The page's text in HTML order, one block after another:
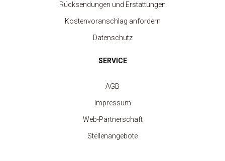
Rücksendungen und Erstattungen
Kostenvoranschlag anfordern
Datenschutz
SERVICE
AGB
Impressum
Web-Partnerschaft
Stellenangebote